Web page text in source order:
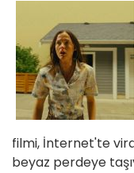
filmi, İnternet'te
beyaz perdeye